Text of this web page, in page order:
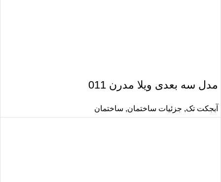
مدل سه بعدی ویلا مدرن 011
آبجکت تک, جزئیات ساختمان, ساختمان